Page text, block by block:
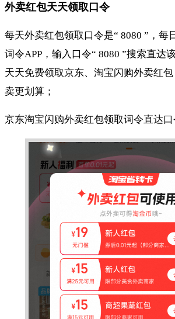
外卖红包天天领取口令
每天外卖红包领取口令是“ 8080 ”，每
词令APP，输入口令“ 8080 ”搜索直达
天天免费领取京东、淘宝闪购外卖红
卖更划算；
京东淘宝闪购外卖红包领取词令直达口